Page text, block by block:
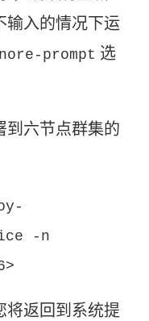
输入的情况下运
prompt 选
到六节点群集的
-n
将返回到系统提